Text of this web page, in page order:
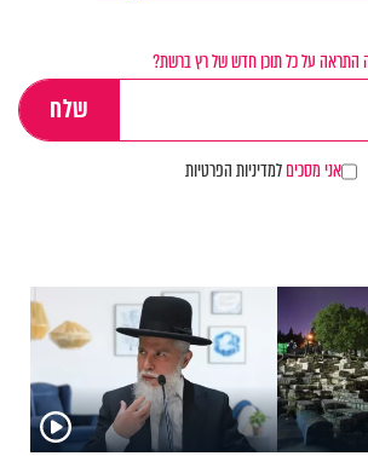
התראה על כל תוכן חדש של רץ ברשת?
אני מסכיםלמדיניות הפרטיות